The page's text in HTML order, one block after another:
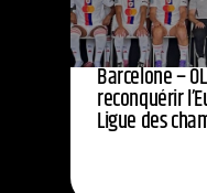
Barcelone –
reconquérir
Ligue des